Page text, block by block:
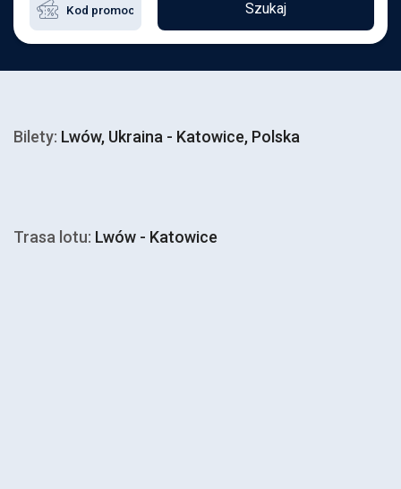
Szukaj
Bilety: Lwów, Ukraina - Katowice, Polska
Trasa lotu: Lwów - Katowice